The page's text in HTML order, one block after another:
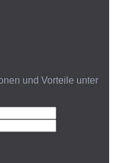
und Vorteile unter